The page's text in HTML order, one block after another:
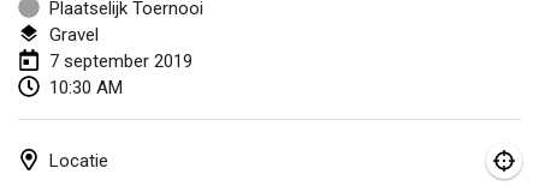
Plaatselijk Toernooi
Gravel
7 september 2019
10:30 AM
Locatie
Liekki Cup
26 jan. 2019
26 jan. 2019